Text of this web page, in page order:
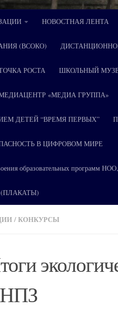
НОВОСТНАЯ ЛЕНТА
(ВСОКО)
РОСТА ШКОЛЬНЫЙ
«МЕДИА ГРУППА»
ДЕТЕЙ “ВРЕМЯ ПЕРВЫХ”
В ЦИФРОВОМ МИРЕ
образовательных
(ПЛАКАТЫ)
/КОНКУРСЫ